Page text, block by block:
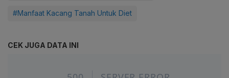
#Manfaat Kacang Tanah Untuk Diet
CEK JUGA DATA INI